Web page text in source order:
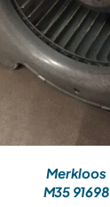
Merkloos
M35 91698